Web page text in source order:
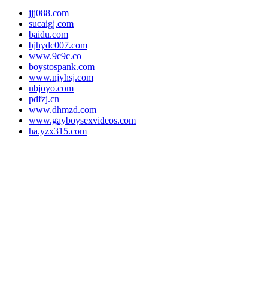
jjj088.com
sucaigj.com
baidu.com
bjhydc007.com
www.9c9c.co
boystospank.com
www.njyhsj.com
nbjoyo.com
pdfzj.cn
www.dhmzd.com
www.gayboysexvideos.com
ha.yzx315.com